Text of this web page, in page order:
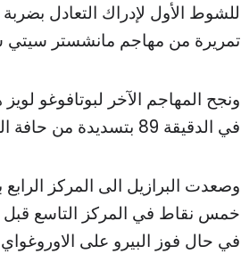
للشوط الأول لإدراك التعادل بضربة
تمريرة من مهاجم مانشستر سيتي
ونجح المهاجم الآخر لبوتافوغو
في الدقيقة 89 بتسديدة من حافة المنطقة.
خمس نقاط في المركز التاسع قبل
في حال فوز البيرو على الاوروغواي